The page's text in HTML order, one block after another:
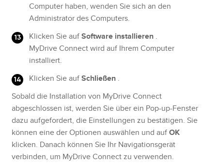
Computer haben, wenden Sie sich an den
Administrator des Computers.
Klicken Sie aufSoftware installieren .
MyDrive Connect wird auf Ihrem Computer
installiert.
Klicken Sie aufSchließen .
Sobald die Installation von MyDrive Connect
abgeschlossen ist, werden Sie über ein Pop-up-Fenster
dazu aufgefordert, die Einstellungen zu bestätigen. Sie
können eine der Optionen auswählen und aufOK
klicken. Danach können Sie Ihr Navigationsgerät
verbinden, um MyDrive Connect zu verwenden.